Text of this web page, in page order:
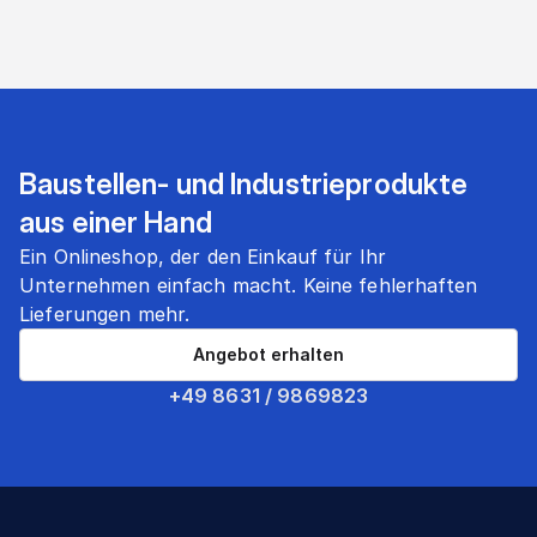
Baustellen- und Industrieprodukte
aus einer Hand
Ein Onlineshop, der den Einkauf für Ihr
Unternehmen einfach macht. Keine fehlerhaften
Lieferungen mehr.
+49 8631 / 9869823
Angebot erhalten